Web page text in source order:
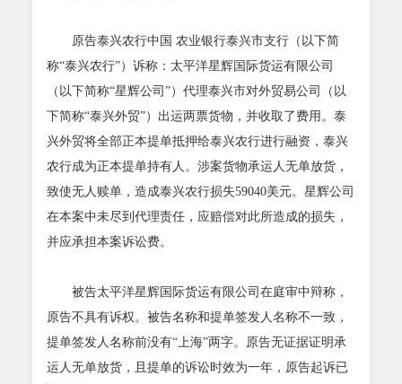
原告泰兴农行中国 农业银行泰兴市支行（以下简
称“泰兴农行”）诉称：太平洋星辉国际货运有限公司
（以下简称“星辉公司”）代理泰兴市对外贸易公司（以
下简称“泰兴外贸”）出运两票货物，并收取了费用。泰
兴外贸将全部正本提单抵押给泰兴农行进行融资，泰兴
农行成为正本提单持有人。涉案货物承运人无单放货，
致使无人赎单，造成泰兴农行损失59040美元。星辉公司
在本案中未尽到代理责任，应赔偿对此所造成的损失，
并应承担本案诉讼费。
被告太平洋星辉国际货运有限公司在庭审中辩称，
原告不具有诉权。被告名称和提单签发人名称不一致，
提单签发人名称前没有“上海”两字。原告无证据证明承
运人无单放货，且提单的诉讼时效为一年，原告起诉已